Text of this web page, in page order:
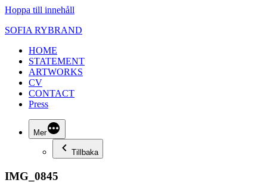
Hoppa till innehåll
SOFIA RYBRAND
HOME
STATEMENT
ARTWORKS
CV
CONTACT
Press
Mer
Tillbaka
IMG_0845